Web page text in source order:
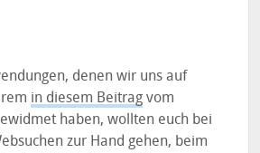
denen wir uns auf
in diesem Beitrag vom
haben, wollten euch bei
zur Hand gehen, beim